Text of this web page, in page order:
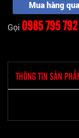
Mua hàng
Gọi 0985 795 792
THÔNG TIN SẢN